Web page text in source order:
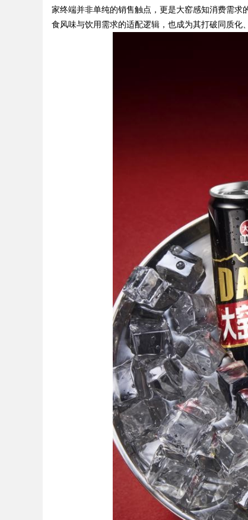
家终端并非单纯的销售触点，更是大窑感知消费需求
食风味与饮用需求的适配逻辑，也成为其打破同质化